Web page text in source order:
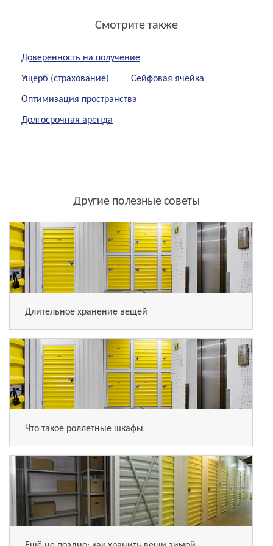
Смотрите также
Доверенность на получение
Ущерб (страхование) Сейфовая ячейка
Оптимизация пространства
Долгосрочная аренда
Другие полезные советы
Длительное хранение вещей
Что такое роллетные шкафы